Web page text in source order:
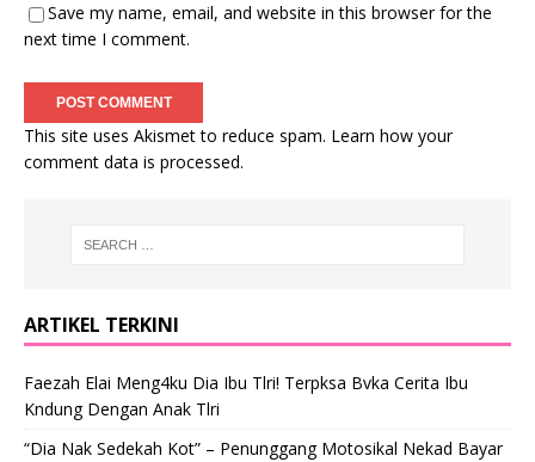
Save my name, email, and website in this browser for the
next time I comment.
This site uses Akismet to reduce spam. Learn how your
comment data is processed.
ARTIKEL TERKINI
Faezah Elai Meng4ku Dia Ibu Tlri! Terpksa Bvka Cerita Ibu
Kndung Dengan Anak Tlri
“Dia Nak Sedekah Kot” – Penunggang Motosikal Nekad Bayar